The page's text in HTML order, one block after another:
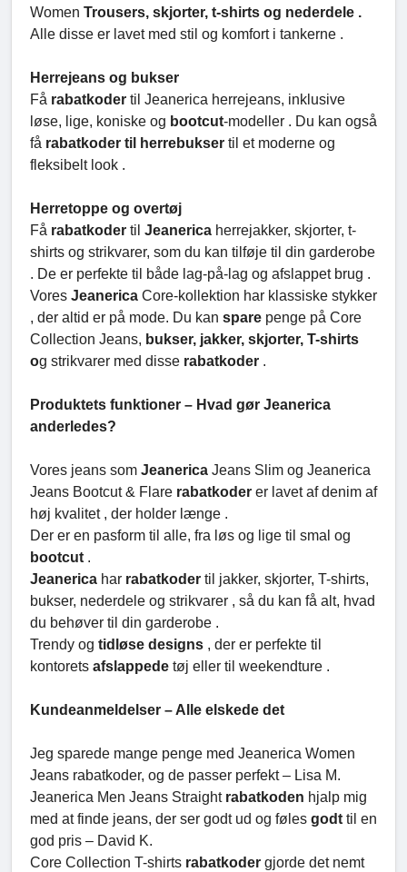
Women Trousers, skjorter, t-shirts og nederdele .
Alle disse er lavet med stil og komfort i tankerne .
Herrejeans og bukser
Få rabatkoder til Jeanerica herrejeans, inklusive
løse, lige, koniske og bootcut-modeller . Du kan også
få rabatkoder til herrebukser til et moderne og
fleksibelt look .
Herretoppe og overtøj
Få rabatkoder til Jeanerica herrejakker, skjorter, t-
shirts og strikvarer, som du kan tilføje til din garderobe
. De er perfekte til både lag-på-lag og afslappet brug .
Vores Jeanerica Core-kollektion har klassiske stykker
, der altid er på mode. Du kan spare penge på Core
Collection Jeans, bukser, jakker, skjorter, T-shirts
og strikvarer med disse rabatkoder .
Produktets funktioner – Hvad gør Jeanerica
anderledes?
Vores jeans som Jeanerica Jeans Slim og Jeanerica
Jeans Bootcut & Flare rabatkoder er lavet af denim af
høj kvalitet , der holder længe .
Der er en pasform til alle, fra løs og lige til smal og
bootcut .
Jeanerica har rabatkoder til jakker, skjorter, T-shirts,
bukser, nederdele og strikvarer , så du kan få alt, hvad
du behøver til din garderobe .
Trendy og tidløse designs , der er perfekte til
kontorets afslappede tøj eller til weekendture .
Kundeanmeldelser – Alle elskede det
Jeg sparede mange penge med Jeanerica Women
Jeans rabatkoder, og de passer perfekt – Lisa M.
Jeanerica Men Jeans Straight rabatkoden hjalp mig
med at finde jeans, der ser godt ud og føles godt til en
god pris – David K.
Core Collection T-shirts rabatkoder gjorde det nemt